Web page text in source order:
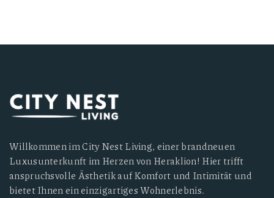
Willkommen im City Nest Living, einer brandneuen
Luxusunterkunft im Herzen von Heraklion! Hier trifft
anspruchsvolle Ästhetik auf Komfort und Intimität und
bietet Ihnen ein einzigartiges Wohnerlebnis.